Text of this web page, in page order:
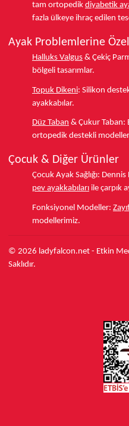
tam ortopedik diyabetik
fazla ülkeye ihraç edilen
Ayak Problemlerine Özel
Halluks Valgus & Çekiç
bölgeli tasarımlar.
Topuk Dikeni: Silikon
ayakkabılar.
Düz Taban & Çukur Taban:
ortopedik destekli modeller
Çocuk & Diğer Ürünler
Çocuk Ayak Sağlığı: Dennis
pev ayakkabıları ile çarpık
Fonksiyonel Modeller:
modellerimiz.
© 2026 ladyfalcon.net - Etkin
Saklıdır.